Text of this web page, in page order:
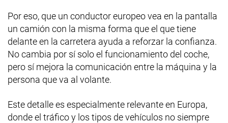
Por eso, que un conductor europeo vea en la pantalla
un camión con la misma forma que el que tiene
delante en la carretera ayuda a reforzar la confianza.
No cambia por sí solo el funcionamiento del coche,
pero sí mejora la comunicación entre la máquina y la
persona que va al volante.
Este detalle es especialmente relevante en Europa,
donde el tráfico y los tipos de vehículos no siempre